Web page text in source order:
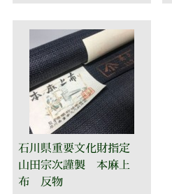
石川県重要文化財指定
山田宗次謹製 本麻上
布 反物